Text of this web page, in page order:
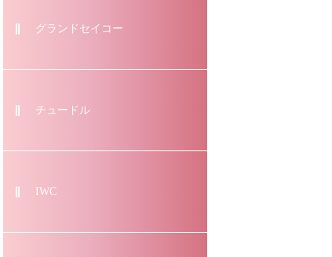
グランドセイコー
チュードル
IWC